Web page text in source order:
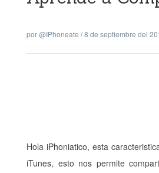
por@iPhoneate /8 de septiembre del
Hola iPhoniatico, esta
iTunes, esto nos permite